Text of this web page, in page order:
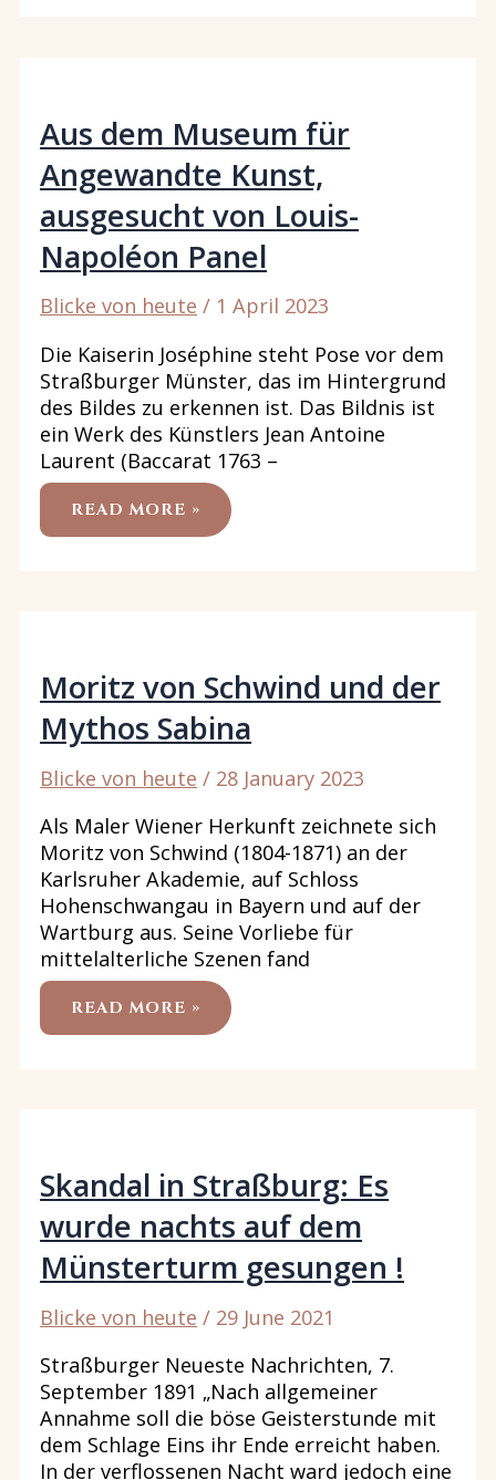
Aus dem Museum für
Angewandte Kunst,
ausgesucht von Louis-
Napoléon Panel
Blicke von heute / 1 April 2023
Die Kaiserin Joséphine steht Pose vor dem
Straßburger Münster, das im Hintergrund
des Bildes zu erkennen ist. Das Bildnis ist
ein Werk des Künstlers Jean Antoine
Laurent (Baccarat 1763 –
AUS
DEM
READ MORE »
Moritz von Schwind und der
Mythos Sabina
Blicke von heute / 28 January 2023
Als Maler Wiener Herkunft zeichnete sich
Moritz von Schwind (1804-1871) an der
Karlsruher Akademie, auf Schloss
Hohenschwangau in Bayern und auf der
Wartburg aus. Seine Vorliebe für
mittelalterliche Szenen fand
MORITZ
VON
READ MORE »
Skandal in Straßburg: Es
wurde nachts auf dem
Münsterturm gesungen !
Blicke von heute / 29 June 2021
Straßburger Neueste Nachrichten, 7.
September 1891 „Nach allgemeiner
Annahme soll die böse Geisterstunde mit
dem Schlage Eins ihr Ende erreicht haben.
In der verflossenen Nacht ward jedoch eine